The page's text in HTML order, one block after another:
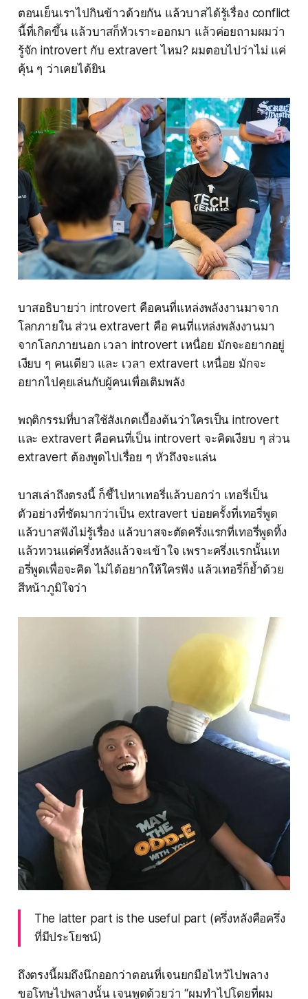
ตอนเย็นเราไปกินข้าวด้วยกัน แล้วบาสได้รู้เรื่อง conflict
นี้ที่เกิดขึ้น แล้วบาสก็หัวเราะออกมา แล้วค่อยถามผมว่า
รู้จัก introvert กับ extravert ไหม? ผมตอบไปว่าไม่ แค่
คุ้น ๆ ว่าเคยได้ยิน
บาสอธิบายว่า introvert คือคนที่แหล่งพลังงานมาจาก
โลกภายใน ส่วน extravert คือ คนที่แหล่งพลังงานมา
จากโลกภายนอก เวลา introvert เหนื่อย มักจะอยากอยู่
เงียบ ๆ คนเดียว และ เวลา extravert เหนื่อย มักจะ
อยากไปคุยเล่นกับผู้คนเพื่อเติมพลัง
พฤติกรรมที่บาสใช้สังเกตเบื้องต้นว่าใครเป็น introvert
และ extravert คือคนที่เป็น introvert จะคิดเงียบ ๆ ส่วน
extravert ต้องพูดไปเรื่อย ๆ หัวถึงจะแล่น
บาสเล่าถึงตรงนี้ ก็ชี้ไปหาเทอรี่แล้วบอกว่า เทอรี่เป็น
ตัวอย่างที่ชัดมากว่าเป็น extravert บ่อยครั้งที่เทอรี่พูด
แล้วบาสฟังไม่รู้เรื่อง แล้วบาสจะตัดครึ่งแรกที่เทอรี่พูดทิ้ง
แล้วทวนแต่ครึ่งหลังแล้วจะเข้าใจ เพราะครึ่งแรกนั้นเท
อรี่พูดเพื่อจะคิด ไม่ได้อยากให้ใครฟัง แล้วเทอรี่ก็ย้ำด้วย
สีหน้าภูมิใจว่า
The latter part is the useful part (ครึ่งหลังคือครึ่ง
ที่มีประโยชน์)
ถึงตรงนี้ผมถึงนึกออกว่าตอนที่เจนยกมือไหว้ไปพลาง
ขอโทษไปพลางนั้น เจนพูดด้วยว่า “ผมทำไปโดยที่ผม